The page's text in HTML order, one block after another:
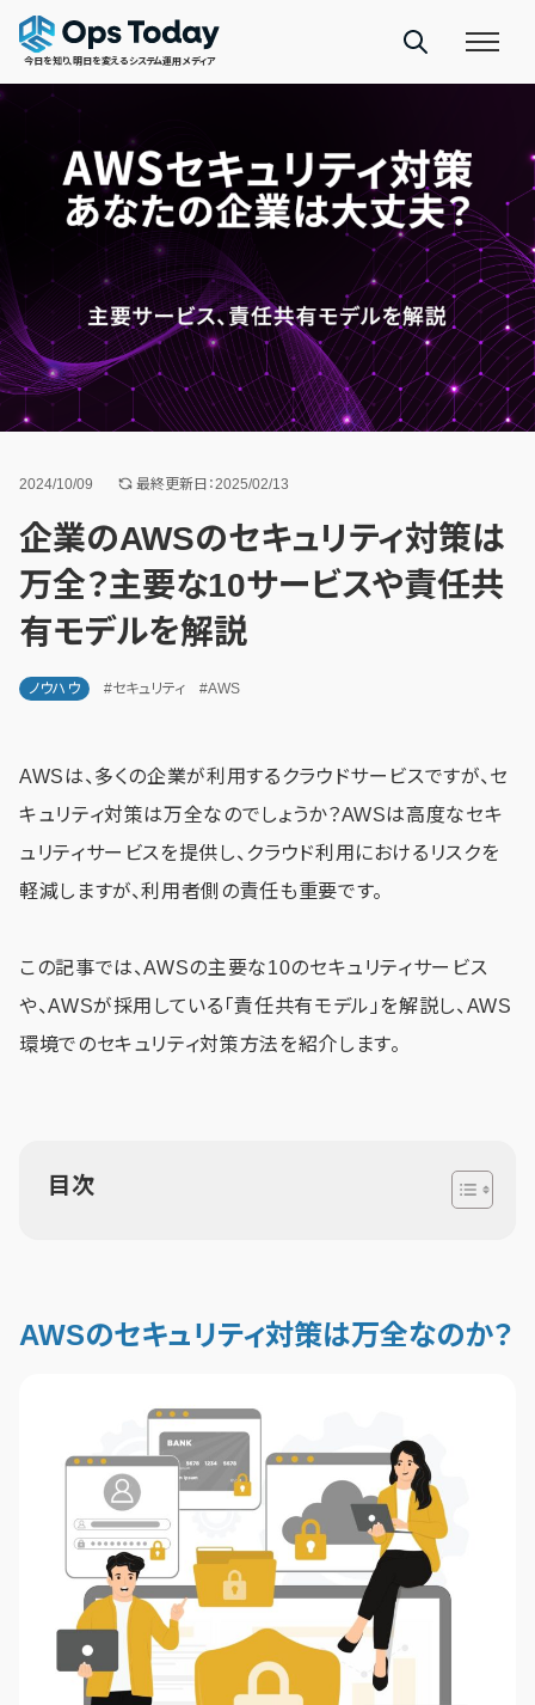
今日を知り、明日を変えるシステム運用メディア
2024/10/09 最終更新日：2025/02/13
企業のAWSのセキュリティ対策は
万全？主要な10サービスや責任共
有モデルを解説
ノウハウ #セキュリティ #AWS
AWSは、多くの企業が利用するクラウドサービスですが、セ
キュリティ対策は万全なのでしょうか？AWSは高度なセキ
ュリティサービスを提供し、クラウド利用におけるリスクを
軽減しますが、利用者側の責任も重要です。
この記事では、AWSの主要な10のセキュリティサービス
や、AWSが採用している「責任共有モデル」を解説し、AWS
環境でのセキュリティ対策方法を紹介します。
目次
AWSのセキュリティ対策は万全なのか？